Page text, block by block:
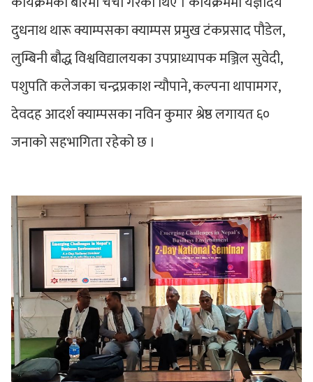
दुधनाथ थारू क्याम्पसका क्याम्पस प्रमुख टंकप्रसाद पौडेल,
लुम्बिनी बौद्ध विश्वविद्यालयका उपप्राध्यापक मञ्जिल सुवेदी,
पशुपति कलेजका चन्द्रप्रकाश न्यौपाने, कल्पना थापामगर,
देवदह आदर्श क्याम्पसका नविन कुमार श्रेष्ठ लगायत ६०
जनाको सहभागिता रहेको छ ।